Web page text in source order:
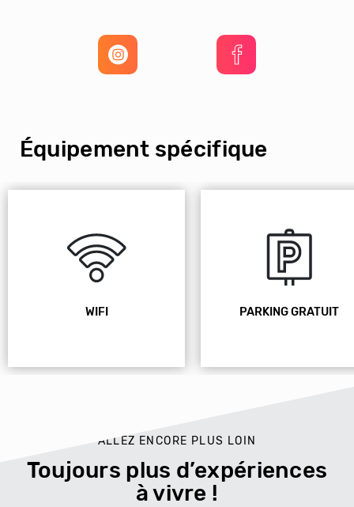
Équipement spécifique
WIFI PARKING GRATUIT
ALLEZ ENCORE PLUS LOIN
Toujours plus d’expériences
à vivre !